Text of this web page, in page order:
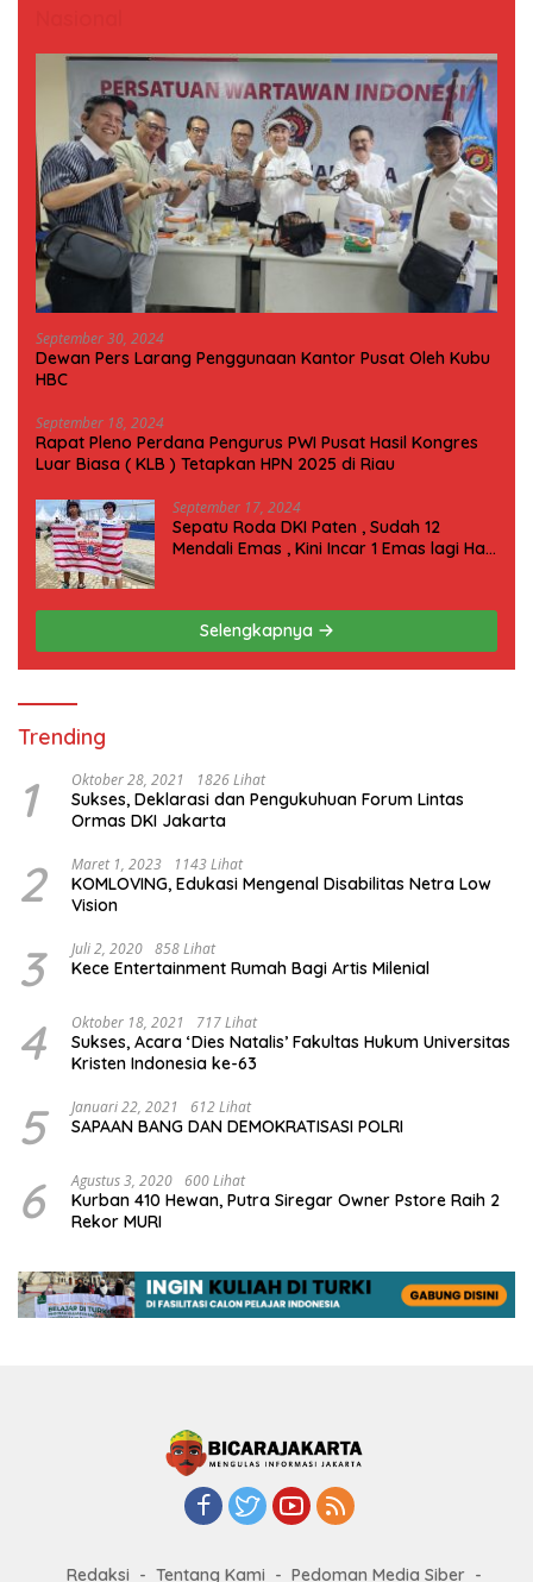
September 30, 2024
Dewan Pers Larang Penggunaan Kantor Pusat Oleh Kubu
HBC
September 18, 2024
Rapat Pleno Perdana Pengurus PWI Pusat Hasil Kongres
Luar Biasa ( KLB ) Tetapkan HPN 2025 di Riau
September 17, 2024
Sepatu Roda DKI Paten , Sudah 12
Mendali Emas , Kini Incar 1 Emas lagi Hari
Selengkapnya
Trending
1 Oktober 28, 2021 1826 Lihat
Sukses, Deklarasi dan Pengukuhuan Forum Lintas
Ormas DKI Jakarta
2 Maret 1, 2023 1143 Lihat
KOMLOVING, Edukasi Mengenal Disabilitas Netra Low
Vision
3 Juli 2, 2020 858 Lihat
Kece Entertainment Rumah Bagi Artis Milenial
4 Oktober 18, 2021 717 Lihat
Sukses, Acara ‘Dies Natalis’ Fakultas Hukum Universitas
Kristen Indonesia ke-63
5 Januari 22, 2021 612 Lihat
SAPAAN BANG DAN DEMOKRATISASI POLRI
6 Agustus 3, 2020 600 Lihat
Kurban 410 Hewan, Putra Siregar Owner Pstore Raih 2
Rekor MURI
Redaksi Tentang Kami Pedoman Media Siber